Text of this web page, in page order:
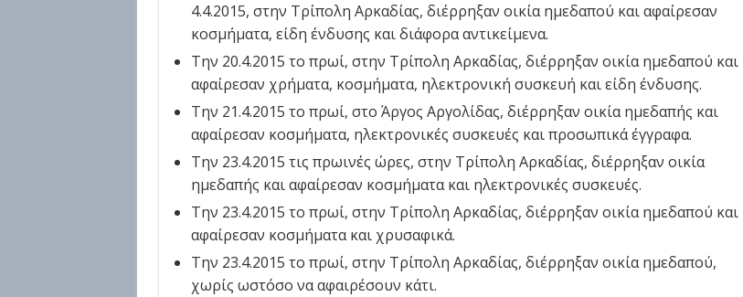
4.4.2015, στην Τρίπολη Αρκαδίας, διέρρηξαν οικία ημεδαπού και αφαίρεσαν
κοσμήματα, είδη ένδυσης και διάφορα αντικείμενα.
Την 20.4.2015 το πρωί, στην Τρίπολη Αρκαδίας, διέρρηξαν οικία ημεδαπού και
αφαίρεσαν χρήματα, κοσμήματα, ηλεκτρονική συσκευή και είδη ένδυσης.
Την 21.4.2015 το πρωί, στο Άργος Αργολίδας, διέρρηξαν οικία ημεδαπής και
αφαίρεσαν κοσμήματα, ηλεκτρονικές συσκευές και προσωπικά έγγραφα.
Την 23.4.2015 τις πρωινές ώρες, στην Τρίπολη Αρκαδίας, διέρρηξαν οικία
ημεδαπής και αφαίρεσαν κοσμήματα και ηλεκτρονικές συσκευές.
Την 23.4.2015 το πρωί, στην Τρίπολη Αρκαδίας, διέρρηξαν οικία ημεδαπού και
αφαίρεσαν κοσμήματα και χρυσαφικά.
Την 23.4.2015 το πρωί, στην Τρίπολη Αρκαδίας, διέρρηξαν οικία ημεδαπού,
χωρίς ωστόσο να αφαιρέσουν κάτι.